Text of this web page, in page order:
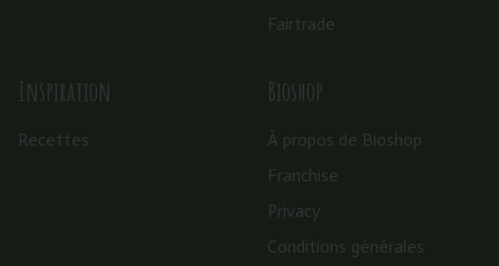
Fairtrade
Inspiration
Recettes
Bioshop
À propos de Bioshop
Franchise
Privacy
Conditions générales